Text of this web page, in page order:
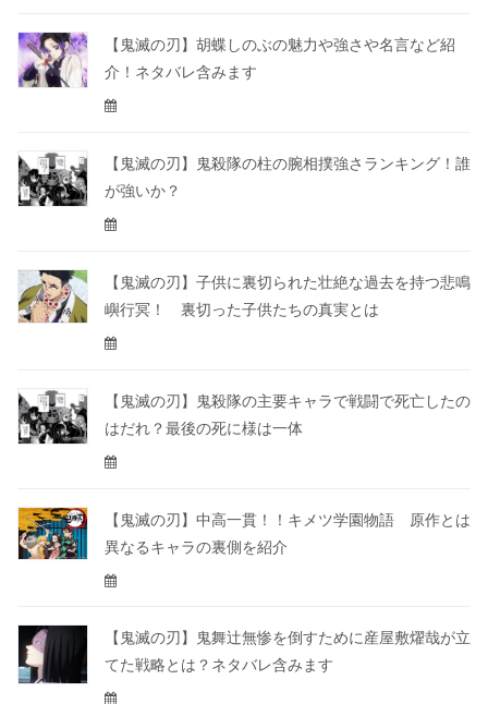
【鬼滅の刃】胡蝶しのぶの魅力や強さや名言など紹
介！ネタバレ含みます
【鬼滅の刃】鬼殺隊の柱の腕相撲強さランキング！誰
が強いか？
【鬼滅の刃】子供に裏切られた壮絶な過去を持つ悲鳴
嶼行冥！ 裏切った子供たちの真実とは
【鬼滅の刃】鬼殺隊の主要キャラで戦闘で死亡したの
はだれ？最後の死に様は一体
【鬼滅の刃】中高一貫！！キメツ学園物語 原作とは
異なるキャラの裏側を紹介
【鬼滅の刃】鬼舞辻無惨を倒すために産屋敷燿哉が立
てた戦略とは？ネタバレ含みます